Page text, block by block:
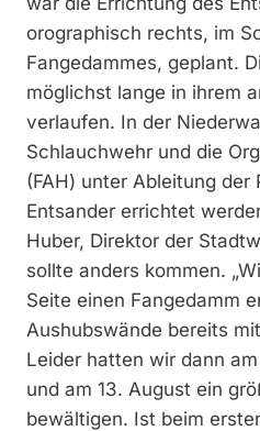
orographisch rechts, im
Fangedammes, geplant.
möglichst lange in ihrem
verlaufen. In der
Schlauchwehr und die
(FAH) unter Ableitung der
Entsander errichtet
Huber, Direktor der
sollte anders kommen.
Seite einen Fangedamm
Aushubswände bereits
Leider hatten wir dann
und am 13. August ein
bewältigen. Ist beim